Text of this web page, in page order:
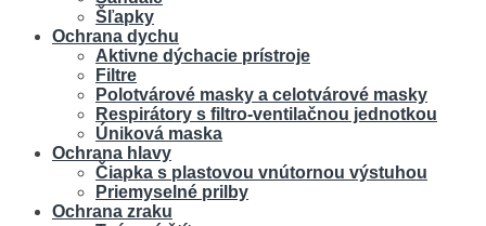
Šľapky
Ochrana dychu
Aktivne dýchacie prístroje
Filtre
Polotvárové masky a celotvárové masky
Respirátory s filtro-ventilačnou jednotkou
Úniková maska
Ochrana hlavy
Čiapka s plastovou vnútornou výstuhou
Priemyselné prilby
Ochrana zraku